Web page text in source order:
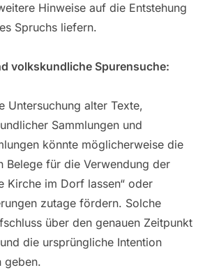
Hinweise auf die Entstehung
Spruchs liefern.
volkskundliche Spurensuche:
Untersuchung alter Texte,
Sammlungen und
könnte möglicherweise die
Belege für die Verwendung der
Kirche im Dorf lassen“ oder
zutage fördern. Solche
über den genauen Zeitpunkt
die ursprüngliche Intention
geben.